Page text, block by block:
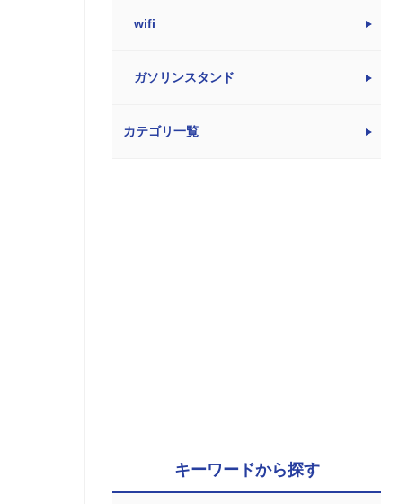
wifi
ガソリンスタンド
カテゴリ一覧
キーワードから探す